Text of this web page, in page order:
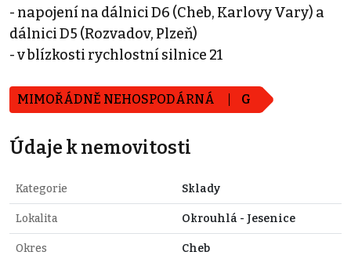
- napojení na dálnici D6 (Cheb, Karlovy Vary) a
dálnici D5 (Rozvadov, Plzeň)
- v blízkosti rychlostní silnice 21
MIMOŘÁDNĚ NEHOSPODÁRNÁ G
Údaje k nemovitosti
Kategorie Sklady
Lokalita Okrouhlá - Jesenice
Okres Cheb